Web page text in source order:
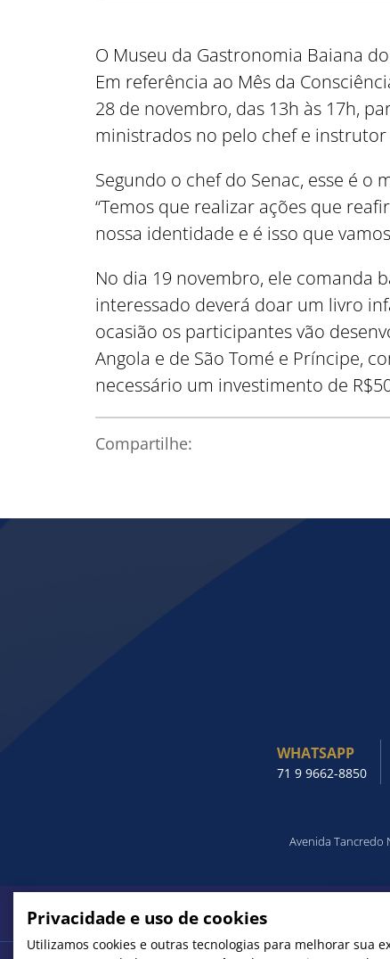
O Museu da Gastronomia Baiana
Em referência ao Mês da
28 de novembro, das 13h às 17h,
ministrados no pelo chef e instrutor
Segundo o chef do Senac, esse é
“Temos que realizar ações que
nossa identidade e é isso que
No dia 19 novembro, ele comanda
interessado deverá doar um livro
ocasião os participantes vão
Angola e de São Tomé e Príncipe,
necessário um investimento de
Compartilhe:
WHATSAPP
71 9 9662-8850
Avenida Tancredo
ACHOU O QUE PROCURA?CONHEÇA TODAS AS
Privacidade e uso de cookies
Utilizamos cookies e outras tecnologias para melhorar sua